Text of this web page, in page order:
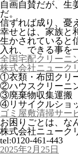
自画自賛だが、生
だ。
信ずれば成り、憂
幸せとは、家族と
生かされていると
入れ、できる事を
全国宅配クリーニ
株式会社ニューク
①衣類・布団クリ
②ハウスクリーニ
③廃棄物収集運搬
④リサイクルショ
ゴミ屋敷清掃サー
お困りごとは、な
株式会社ニューク
tel:0120-461-443
投
2025年2月25日